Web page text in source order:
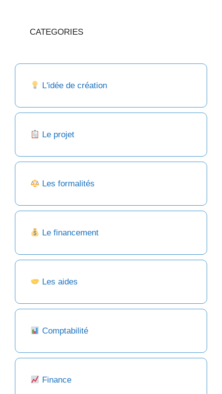
CATEGORIES
L'idée de création
Le projet
Les formalités
Le financement
Les aides
Comptabilité
Finance